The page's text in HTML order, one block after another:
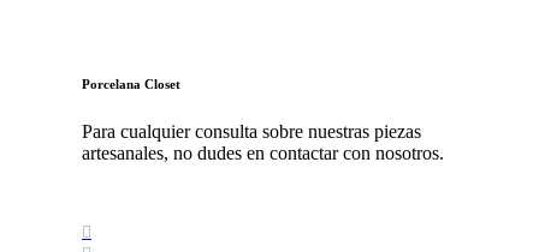
Porcelana Closet
Para cualquier consulta sobre nuestras piezas
artesanales, no dudes en contactar con nosotros.